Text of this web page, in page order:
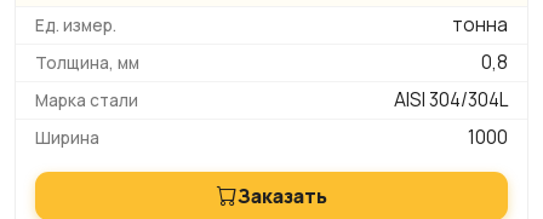
тонна
0,8
AISI 304/304L
1000
Заказать